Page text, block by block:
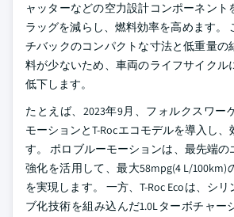
ャッターなどの空力設計コンポーネント
ラッグを減らし、燃料効率を高めます。
チバックのコンパクトな寸法と低重量の
料が少ないため、車両のライフサイクル
低下します。
たとえば、2023年9月、フォルクスワー
モーションとT-Rocエコモデルを導入し
す。 ポロブルーモーションは、最先端の
強化を活用して、最大58mpg(4 L/
を実現します。 一方、T-Roc Ecoは、シ
ブ化技術を組み込んだ1.0Lターボチャー